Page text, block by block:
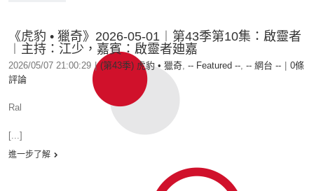
《虎豹 • 獵奇》2026-05-01︱第43季第10集：啟靈者
︱主持：江少，嘉賓：啟靈者廸嘉
2026/05/07 21:00:29 | (第43季) 虎豹 • 獵奇, -- Featured --, -- 網台 --
0條
評論
Ral
[...]
進一步了解